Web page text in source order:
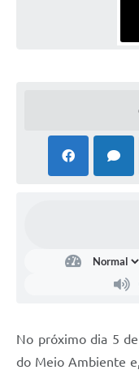
No próximo dia 5
do Meio Ambiente